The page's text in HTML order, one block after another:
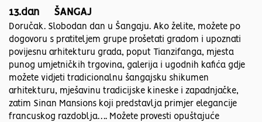
13.dan ŠANGAJ
Doručak. Slobodan dan u Šangaju. Ako želite, možete po
dogovoru s pratiteljem grupe prošetati gradom i upoznati
povijesnu arhitekturu grada, poput Tianzifanga, mjesta
punog umjetničkih trgovina, galerija i ugodnih kafića gdje
možete vidjeti tradicionalnu šangajsku shikumen
arhitekturu, mješavinu tradicijske kineske i zapadnjačke,
zatim Sinan Mansions koji predstavlja primjer elegancije
francuskog razdoblja…. Možete provesti opuštajuće